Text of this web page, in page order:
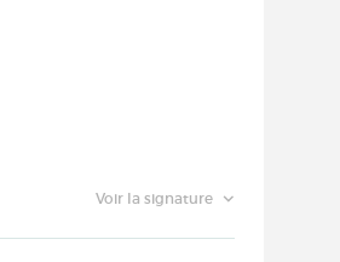
Voir la signature